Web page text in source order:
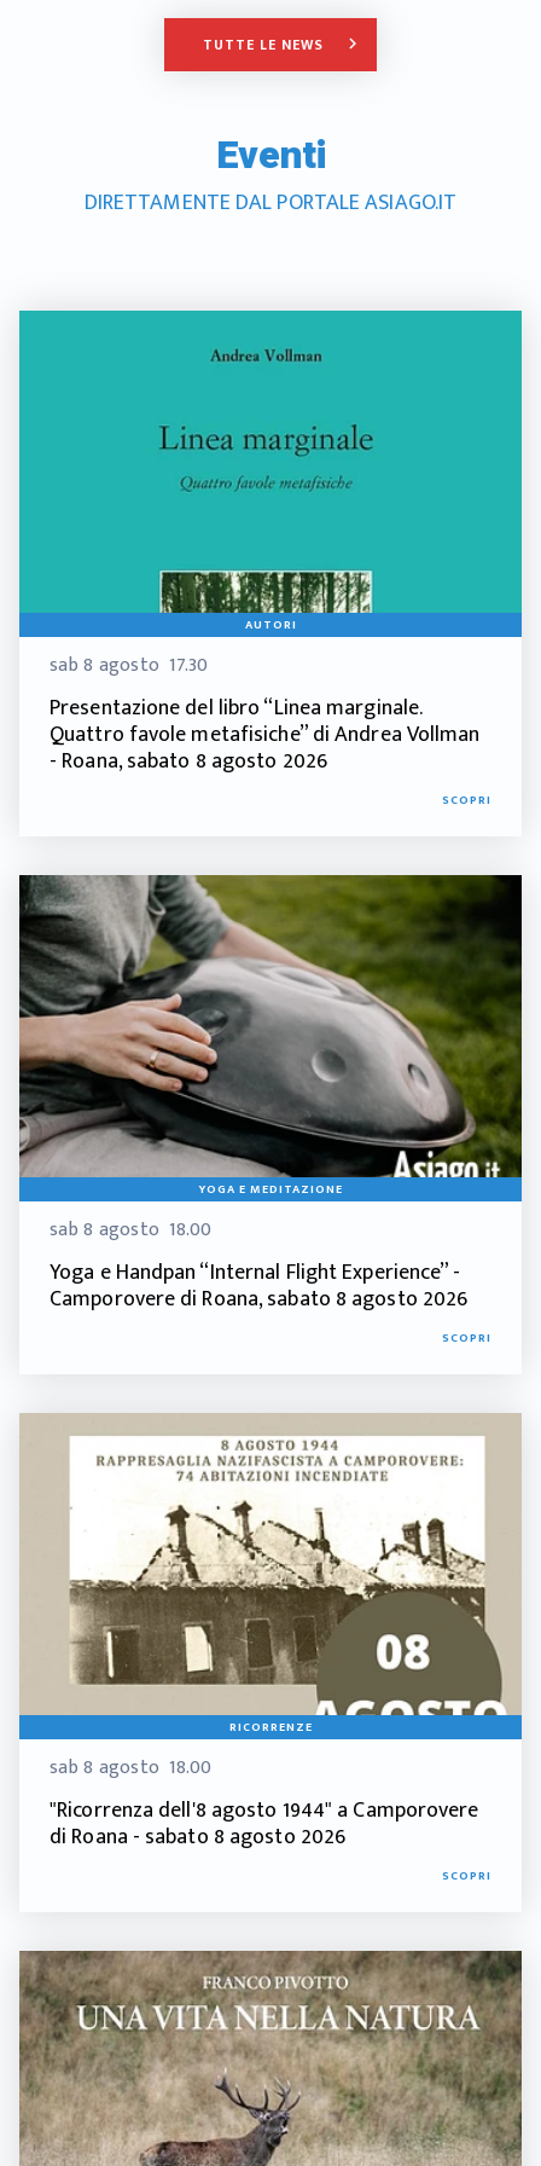
TUTTE LE NEWS keyboard_arrow_right
Eventi
DIRETTAMENTE DAL PORTALE ASIAGO.IT
AUTORI
sab 8 agosto 17.30
Presentazione del libro “Linea marginale.
Quattro favole metafisiche” di Andrea Vollman
- Roana, sabato 8 agosto 2026
SCOPRI
YOGA E MEDITAZIONE
sab 8 agosto 18.00
Yoga e Handpan “Internal Flight Experience” -
Camporovere di Roana, sabato 8 agosto 2026
SCOPRI
RICORRENZE
sab 8 agosto 18.00
"Ricorrenza dell'8 agosto 1944" a Camporovere
di Roana - sabato 8 agosto 2026
SCOPRI